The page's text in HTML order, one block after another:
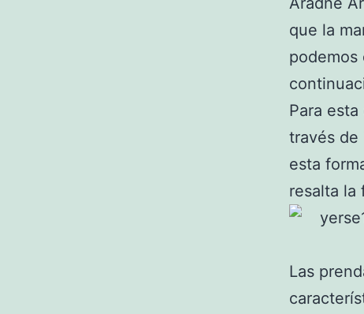
que la
podemos
Para
través de
esta
resalta la
Las